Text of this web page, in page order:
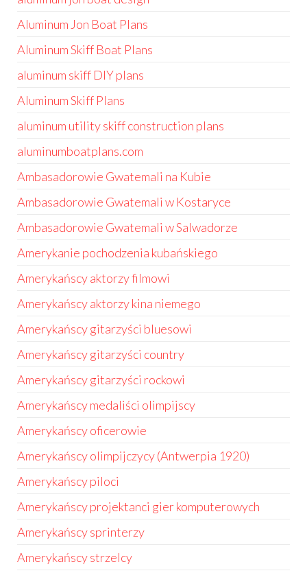
Aluminum Jon Boat Plans
Aluminum Skiff Boat Plans
aluminum skiff DIY plans
Aluminum Skiff Plans
aluminum utility skiff construction plans
aluminumboatplans.com
Ambasadorowie Gwatemali na Kubie
Ambasadorowie Gwatemali w Kostaryce
Ambasadorowie Gwatemali w Salwadorze
Amerykanie pochodzenia kubańskiego
Amerykańscy aktorzy filmowi
Amerykańscy aktorzy kina niemego
Amerykańscy gitarzyści bluesowi
Amerykańscy gitarzyści country
Amerykańscy gitarzyści rockowi
Amerykańscy medaliści olimpijscy
Amerykańscy oficerowie
Amerykańscy olimpijczycy (Antwerpia 1920)
Amerykańscy piloci
Amerykańscy projektanci gier komputerowych
Amerykańscy sprinterzy
Amerykańscy strzelcy